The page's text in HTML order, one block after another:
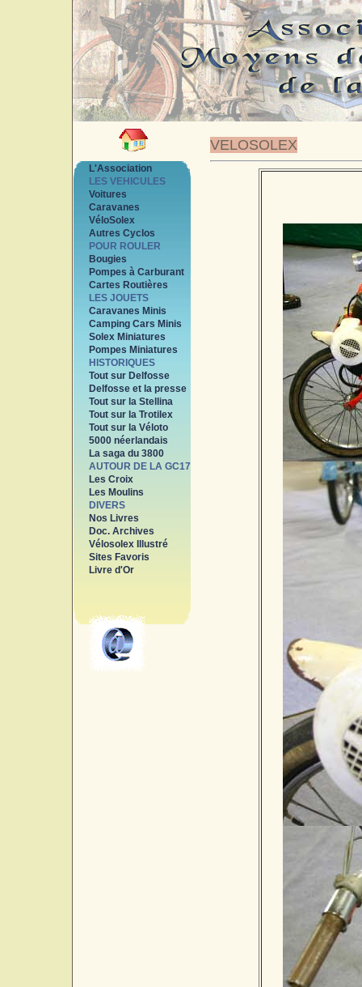
VELOSOLEX
L'Association
LES VEHICULES
Voitures
Caravanes
VéloSolex
Autres Cyclos
POUR ROULER
Bougies
Pompes à Carburant
Cartes Routières
LES JOUETS
Caravanes Minis
Camping Cars Minis
Solex Miniatures
Pompes Miniatures
HISTORIQUES
Tout sur Delfosse
Delfosse et la presse
Tout sur la Stellina
Tout sur la Trotilex
Tout sur la Véloto
5000 néerlandais
La saga du 3800
AUTOUR DE LA GC17
Les Croix
Les Moulins
DIVERS
Nos Livres
Doc. Archives
Vélosolex Illustré
Sites Favoris
Livre d'Or